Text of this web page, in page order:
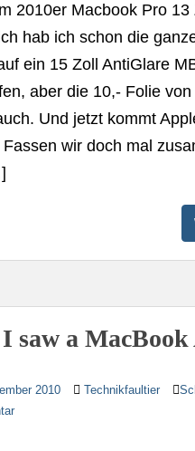
2010er Macbook Pro 13
hab ich schon die
ein 15 Zoll AntiGlare
aber die 10,- Folie
Und jetzt kommt
wir doch mal
I saw a
2010 Technikfaultier